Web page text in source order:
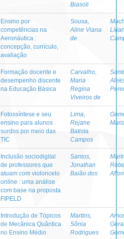
Biasoli
Ensino por
competências na
Aeronáutica :
concepção, currículo,
avaliação
Sousa,
Aline Viana
de
Formação docente e
desempenho discente
na Educação Básica
Carvalho,
Maria
Regina
Viveiros de
Fotossíntese e seu
ensino para alunos
surdos por meio das
TIC
Lima,
Rejane
Batista
Campos
Inclusão sociodigital
de professores que
atuam com violoncelo
online : uma análise
com base na proposta
FIPELD
Santos,
Jonathan
Baião dos
Introdução de Tópicos
de Mecânica Quântica
no Ensino Médio
Martins,
Sônia
Rodrigues